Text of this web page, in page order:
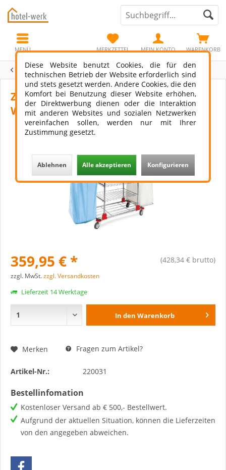
WARENKORB
MERKZETTEL MEIN KONTO
MENÜ
Übersicht Elba
Zimmermädchenwagen L Chrom
Wäschesack/Abfallsack
359,95 € * (428,34 € brutto)
zzgl. MwSt.zzgl. Versandkosten
Lieferzeit 14 Werktage
In den Warenkorb
Merken Fragen zum Artikel?
Artikel-Nr.: 220031
Bestellinfomation
Kostenloser Versand ab € 500,- Bestellwert.
Aufgrund der aktuellen Situation, können die Lieferzeiten
von den angegeben abweichen.
Diese Website benutzt Cookies, die für den
technischen Betrieb der Website erforderlich sind
und stets gesetzt werden. Andere Cookies, die den
Komfort bei Benutzung dieser Website erhöhen,
der Direktwerbung dienen oder die Interaktion
mit anderen Websites und sozialen Netzwerken
vereinfachen sollen, werden nur mit Ihrer
Zustimmung gesetzt.
Ablehnen Alle akzeptieren Konfigurieren